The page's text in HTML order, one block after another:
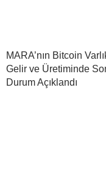
MARA’nın Bitcoin
Gelir ve Üretiminde
Durum Açıklandı